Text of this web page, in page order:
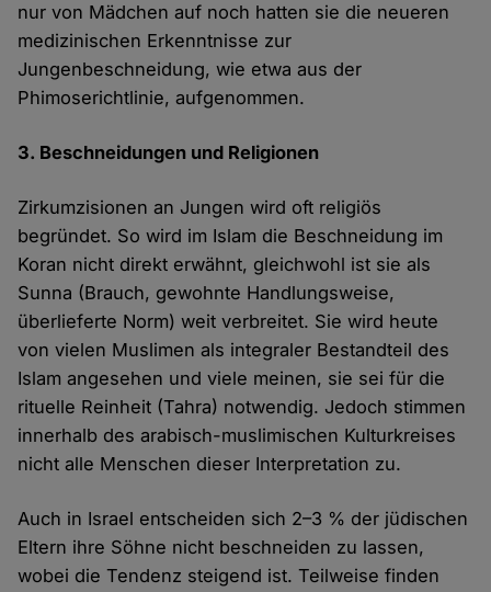
nur von Mädchen auf noch hatten sie die neueren
medizinischen Erkenntnisse zur
Jungenbeschneidung, wie etwa aus der
Phimoserichtlinie, aufgenommen.
3. Beschneidungen und Religionen
Zirkumzisionen an Jungen wird oft religiös
begründet. So wird im Islam die Beschneidung im
Koran nicht direkt erwähnt, gleichwohl ist sie als
Sunna (Brauch, gewohnte Handlungsweise,
überlieferte Norm) weit verbreitet. Sie wird heute
von vielen Muslimen als integraler Bestandteil des
Islam angesehen und viele meinen, sie sei für die
rituelle Reinheit (Tahra) notwendig. Jedoch stimmen
innerhalb des arabisch-muslimischen Kulturkreises
nicht alle Menschen dieser Interpretation zu.
Auch in Israel entscheiden sich 2–3 % der jüdischen
Eltern ihre Söhne nicht beschneiden zu lassen,
wobei die Tendenz steigend ist. Teilweise finden